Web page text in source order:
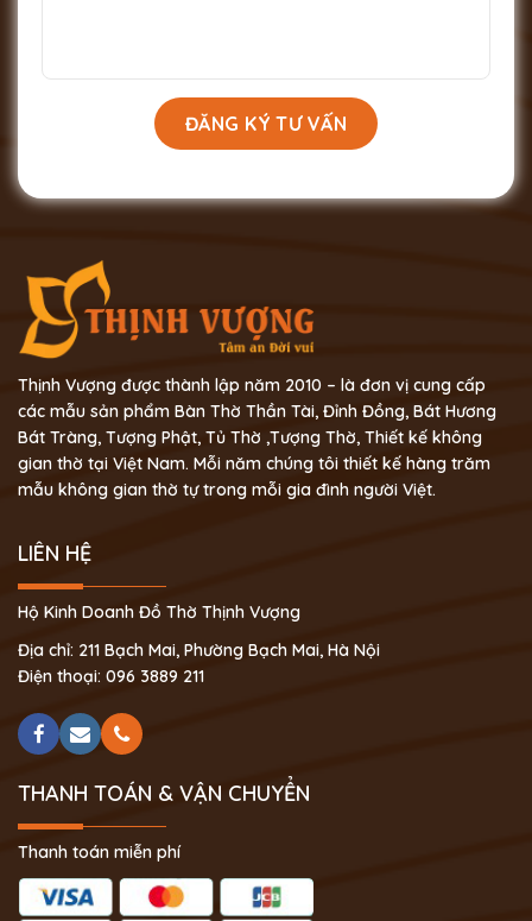
Thịnh Vượng được thành lập năm 2010 – là đơn vị cung cấp
các mẫu sản phẩm Bàn Thờ Thần Tài, Đỉnh Đồng, Bát Hương
Bát Tràng, Tượng Phật, Tủ Thờ ,Tượng Thờ, Thiết kế không
gian thờ tại Việt Nam. Mỗi năm chúng tôi thiết kế hàng trăm
mẫu không gian thờ tự trong mỗi gia đình người Việt.
LIÊN HỆ
Hộ Kinh Doanh Đồ Thờ Thịnh Vượng
Địa chỉ: 211 Bạch Mai, Phường Bạch Mai, Hà Nội
Điện thoại: 096 3889 211
THANH TOÁN & VẬN CHUYỂN
Thanh toán miễn phí